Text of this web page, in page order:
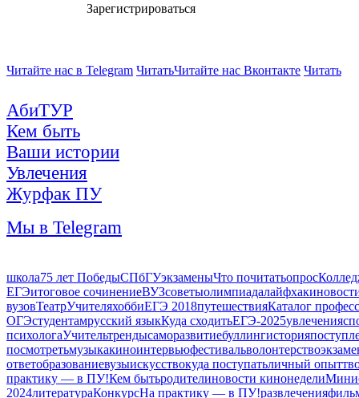
Зарегистрироваться
Читайте нас в Telegram ЧитатьЧитайте нас Вконтакте Читать
АбиТУР
Кем быть
Ваши истории
Увлечения
Журфак ПУ
Мы в Telegram
школа75 лет ПобедыСПбГУэкзаменыЧто почитатьопрос
ЕГЭитоговое сочинениеВУЗсоветыолимпиадалайфхаки
вузовТеатрУчителяхоббиЕГЭ 2018путешествияКаталог
ОГЭстудентамрусский языкКуда сходитьЕГЭ-2025увлечения
психологаУчительтрендысаморазвитиебуллингистория
посмотретьмузыкакиноинтервьюфестивальволонтерство
ответобразованиевузыискусствокуда поступатьличный опыт
практику — в ПУ!Кем бытьродителиновости кинонедели
2024литератураКонкурсНа практику — в ПУ!развлечения